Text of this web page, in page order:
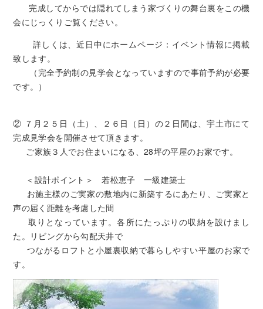
完成してからでは隠れてしまう家づくりの舞台裏をこの機
会にじっくりご覧ください。
詳しくは、近日中にホームページ：イベント情報に掲載
致します。
（完全予約制の見学会となっていますので事前予約が必要
です。）
② ７月２５日（土）、２６日（日）の２日間は、宇土市にて
完成見学会を開催させて頂きます。
ご家族３人でお住まいになる、28坪の平屋のお家です。
＜設計ポイント＞ 若松恵子 一級建築士
お施主様のご実家の敷地内に新築するにあたり、ご実家と
声の届く距離を考慮した間
取りとなっています。各所にたっぷりの収納を設けまし
た。リビングから勾配天井で
つながるロフトと小屋裏収納で暮らしやすい平屋のお家で
す。